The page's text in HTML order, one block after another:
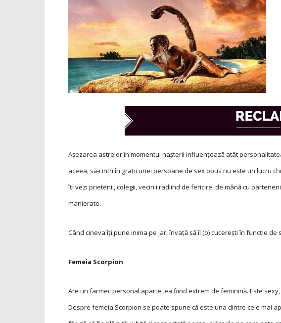
Aşezarea astrelor în momentul naşterii influenţează atât
aceea, să-i intri în graţii unei persoane de sex opus nu este un lucru
îţi vezi prietenii, colegii, vecinii radiind de fericire, de mână cu
manierate.
Când cineva îţi pune inima pe jar, învaţă să îl (o) cucereşti în funcţie
Femeia Scorpion
Are un farmec personal aparte, ea fiind extrem de feminină. Este
Despre femeia Scorpion se poate spune că este una dintre cele mai